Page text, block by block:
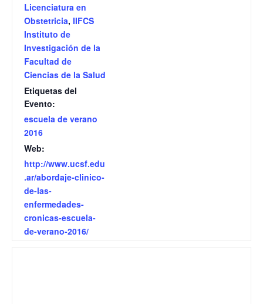
Licenciatura en
Obstetricia, IIFCS
Instituto de
Investigación de la
Facultad de
Ciencias de la Salud
Etiquetas del
Evento:
escuela de verano
2016
Web:
http://www.ucsf.edu
.ar/abordaje-clinico-
de-las-
enfermedades-
cronicas-escuela-
de-verano-2016/